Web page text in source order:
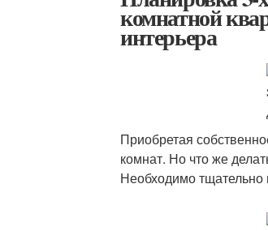
комнатной
интерьера
Приобретая
комнат. Но что же
Необходимо тщательно